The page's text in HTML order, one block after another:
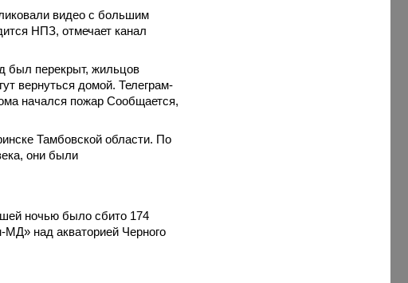
видео с большим
НПЗ, отмечает канал
был перекрыт, жильцов
вернуться домой. Телеграм-
начался пожар Сообщается,
Тамбовской области. По
они были
ночью было сбито 174
МД» над акваторией Черного